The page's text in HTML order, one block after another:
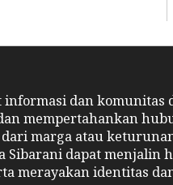
dan komunitas
mempertahankan
marga atau
Sibarani dapat menjalin
merayakan identitas